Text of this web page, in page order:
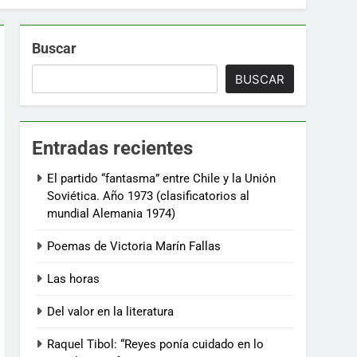
Buscar
BUSCAR
Entradas recientes
El partido “fantasma” entre Chile y la Unión
Soviética. Año 1973 (clasificatorios al
mundial Alemania 1974)
Poemas de Victoria Marín Fallas
Las horas
Del valor en la literatura
Raquel Tibol: “Reyes ponía cuidado en lo